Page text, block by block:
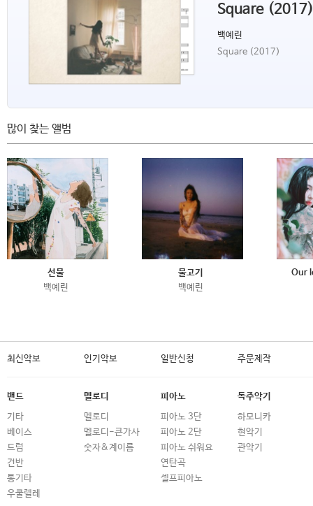
Square (2017)
백예린
Square (2017)
많이 찾는 앨범
선물
백예린
물고기
백예린
Our
최신악보 인기악보 일반신청 주문제작
밴드
기타
베이스
드럼
건반
통기타
우쿨렐레
멜로디
멜로디
멜로디-큰가사
숫자&계이름
피아노
피아노 3단
피아노 2단
피아노 쉬워요
연탄곡
셀프피아노
독주악기
하모니카
현악기
관악기